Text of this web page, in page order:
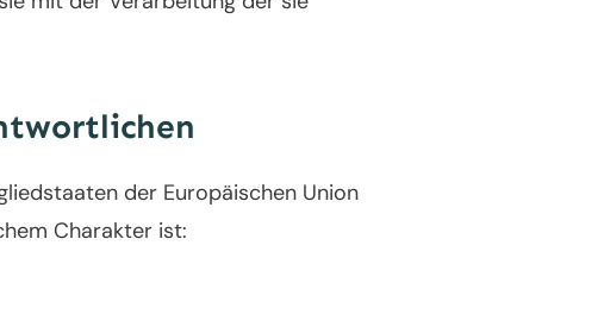
der Europäischen Union
Charakter ist: